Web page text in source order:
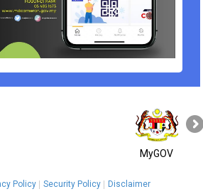
MyGOV
Policy Security Policy Disclaimer